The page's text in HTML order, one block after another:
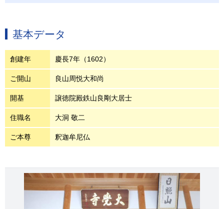
基本データ
創建年 慶長7年（1602）
ご開山 良山周悦大和尚
開基 譲徳院殿鉄山良剛大居士
住職名 大洞 敬二
ご本尊 釈迦牟尼仏